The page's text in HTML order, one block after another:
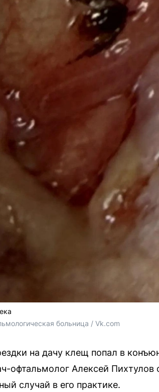
больница / Vk.com
на дачу клещ попал в
офтальмолог Алексей Пихтулов
случай в его практике.